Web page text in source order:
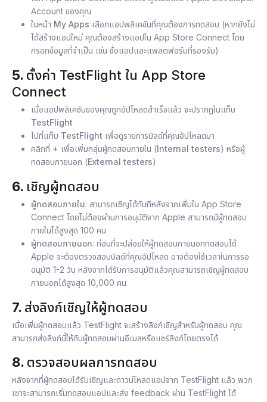
Account ของคุณ
ในหน้า My Apps เลือกแอปพลิเคชันที่คุณต้องการทดสอบ (หากยังไม่
ได้สร้างแอปใหม่ คุณต้องสร้างแอปใน App Store Connect โดย
กรอกข้อมูลที่จำเป็น เช่น ชื่อแอปและแพลตฟอร์มที่รองรับ)
5. ตั้งค่า TestFlight ใน App Store
Connect
เมื่อแอปพลิเคชันของคุณถูกอัปโหลดสำเร็จแล้ว จะปรากฏในแท็บ
TestFlight
ไปที่แท็บ TestFlight เพื่อดูรายการบิลด์ที่คุณอัปโหลดมา
คลิกที่ + เพื่อเพิ่มกลุ่มผู้ทดสอบภายใน (Internal testers) หรือผู้
ทดสอบภายนอก (External testers)
6. เชิญผู้ทดสอบ
ผู้ทดสอบภายใน: สามารถเชิญได้ทันทีหลังจากเพิ่มใน App Store
Connect โดยไม่ต้องผ่านการอนุมัติจาก Apple สามารถมีผู้ทดสอบ
ภายในได้สูงสุด 100 คน
ผู้ทดสอบภายนอก: ก่อนที่จะปล่อยให้ผู้ทดสอบภายนอกทดสอบได้
Apple จะต้องตรวจสอบบิลด์ที่คุณอัปโหลด อาจต้องใช้เวลาในการรอ
อนุมัติ 1-2 วัน หลังจากได้รับการอนุมัติแล้วคุณสามารถเชิญผู้ทดสอบ
ภายนอกได้สูงสุด 10,000 คน
7. ส่งลิงก์เชิญให้ผู้ทดสอบ
เมื่อเพิ่มผู้ทดสอบแล้ว TestFlight จะสร้างลิงก์เชิญสำหรับผู้ทดสอบ คุณ
สามารถส่งลิงก์นี้ให้กับผู้ทดสอบผ่านอีเมลหรือแชร์ลิงก์โดยตรงได้
8. ตรวจสอบผลการทดสอบ
หลังจากที่ผู้ทดสอบได้รับเชิญและดาวน์โหลดแอปจาก TestFlight แล้ว พวก
เขาจะสามารถเริ่มทดสอบแอปและส่ง feedback ผ่าน TestFlight ได้